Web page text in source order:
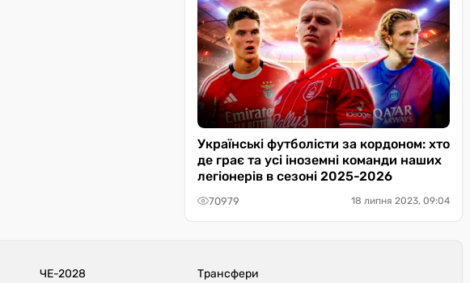
Українські футболісти за кордоном: хто
де грає та усі іноземні команди наших
легіонерів в сезоні 2025-2026
70979 18 липня 2023, 09:04
ЧЕ-2028
Трансфери